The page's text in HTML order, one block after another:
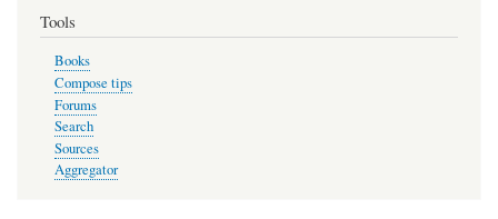
Tools
Books
Compose tips
Forums
Search
Sources
Aggregator